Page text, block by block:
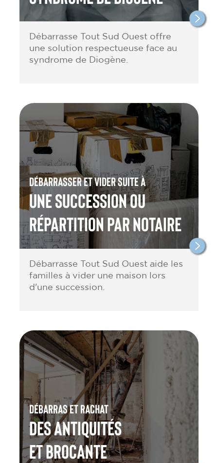
Débarrasse Tout Sud Ouest offre
une solution respectueuse face au
syndrome de Diogène.
Débarrasser et vider suite à
une Succession ou
répartition par notaire
Débarrasse Tout Sud Ouest aide les
familles à vider une maison lors
d'une succession.
Débarras et rachat
des antiquités
et brocante